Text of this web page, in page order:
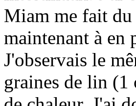
Miam me fait du
maintenant à en
J'observais le
graines de lin